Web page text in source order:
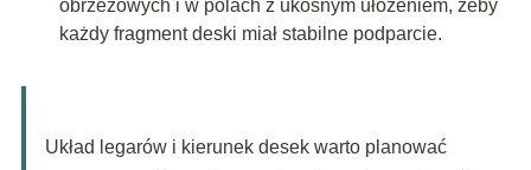
obrzeżowych i w polach z ukośnym ułożeniem, żeby
każdy fragment deski miał stabilne podparcie.
Układ legarów i kierunek desek warto planować